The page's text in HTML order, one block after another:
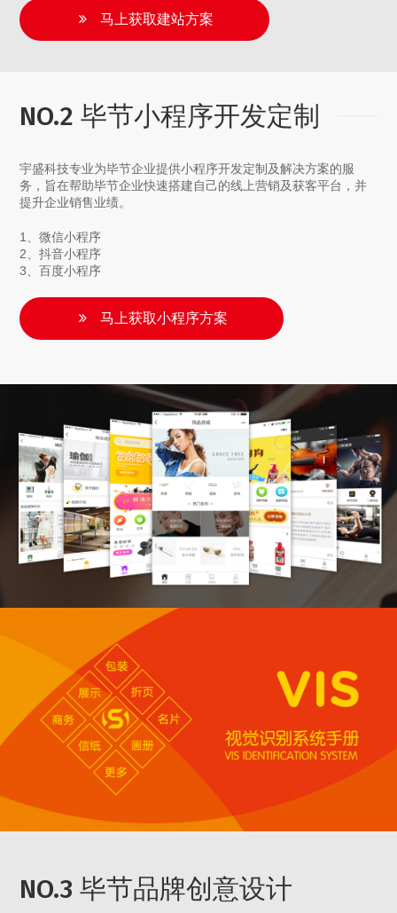
马上获取建站方案
NO.2 毕节小程序开发定制
宇盛科技专业为毕节企业提供小程序开发定制及解决方案的服
务，旨在帮助毕节企业快速搭建自己的线上营销及获客平台，并
提升企业销售业绩。
1、微信小程序
2、抖音小程序
3、百度小程序
马上获取小程序方案
NO.3 毕节品牌创意设计